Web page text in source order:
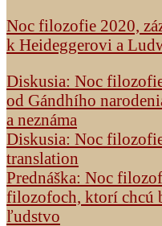
Noc filozofie 2020,
k Heideggerovi a
Diskusia: Noc
od Gándhího
a neznáma
Diskusia: Noc
translation
Prednáška: Noc
filozofoch, ktorí chcú
ľudstvo